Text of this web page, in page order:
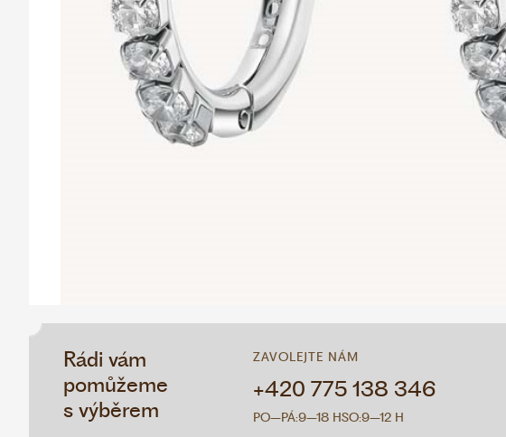
Rádi vám
pomůžeme
s výběrem
ZAVOLEJTE NÁM
+420 775 138 346
PO–PÁ:9–18 HSO:9–12 H